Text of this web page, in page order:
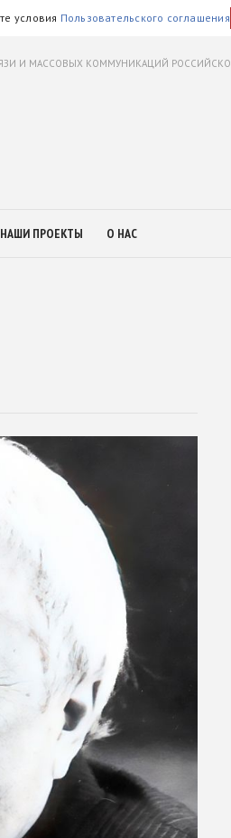
условия Пользовательского соглашения
И МАССОВЫХ КОММУНИКАЦИЙ
НАШИ ПРОЕКТЫ О НАС